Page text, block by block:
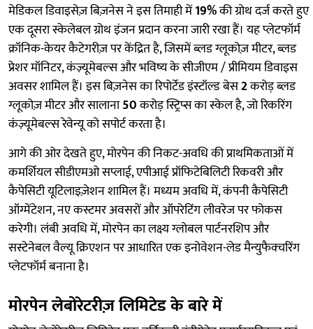
मेडिकल डिवाइसेज़ बिज़नेस ने इस तिमाही में19%की ग्रोथ दर्ज करते हुए
एक दूसरा स्केलेबल ग्रोथ इंजन प्रदान करना जारी रखा हैं। यह प्लेटफॉर्म
क्रॉनिक-केयर कैटेगरीज़ पर केंद्रित है, जिसमें ब्लड ग्लूकोज़ मीटर, ब्लड
प्रेशर मॉनिटर, कंज़्यूमेबल्स और भविष्य के सीजीएम / प्रीमियम डिवाइस
अवसर शामिल हैं। इस बिज़नेस का रिपोर्टेड इंस्टॉल्ड बेस2करोड़ ब्लड
ग्लूकोज़ मीटर और सालाना50करोड़ स्ट्रिप्स का स्केल है, जो रिकरिंग
कंज़्यूमेबल्स रेवेन्यू को सपोर्ट करता है।
आगे की ओर देखते हुए, मोरपेन की निकट-अवधि की प्राथमिकताओं में
कमर्शियल सीडीएमओ सप्लाई, एपीआई प्रॉफिटेबिलिटी रिकवरी और
कैपेसिटी यूटिलाइज़ेशन शामिल हैं। मध्यम अवधि में, कंपनी कैपेसिटी
ऑग्मेंटेशन, नए कस्टमर अवसरों और ऑपरेटिंग लीवरेज पर फोकस
करेगी। लंबी अवधि में, मोरपेन का लक्ष्य ग्लोबल पार्टनरशिप और
सस्टेनेबल वैल्यू क्रिएशन पर आधारित एक इनोवेशन-लेड मैन्युफैक्चरिंग
प्लेटफॉर्म बनाना है।
मोरपेन लेबोरेटरीज़ लिमिटेड के बारे में